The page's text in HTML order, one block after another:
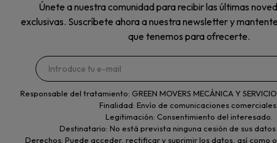
Únete a nuestra comunidad para recibir las últimas
exclusivas. Suscríbete ahora a nuestra newsletter y
que tenemos para ofrecerte.
Responsable del tratamiento: GREEN MOVERS MECÁNICA Y
Finalidad: Envío de comunicaciones comerciales.
Legitimación: Consentimiento del interesado.
Destinatario: No está prevista ninguna cesión de sus
Derechos: Puede acceder, rectificar y suprimir los datos, así como